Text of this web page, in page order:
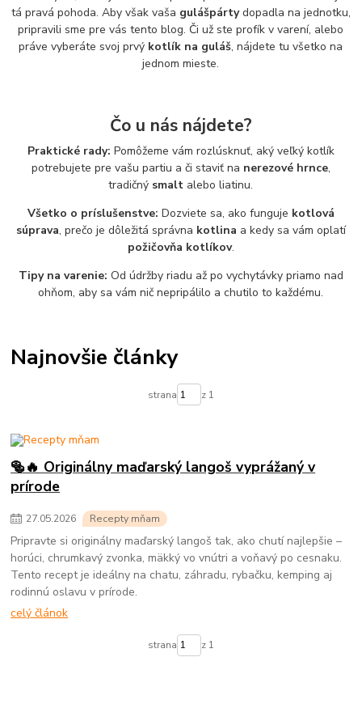
tá pravá pohoda. Aby však vaša gulášpártydopadla na jednotku,
pripravili sme pre vás tento blog. Či už ste profík v varení, alebo
práve vyberáte svoj prvý kotlík na guláš, nájdete tu všetko na
jednom mieste.
Čo u nás nájdete?
Praktické rady: Pomôžeme vám rozlúsknuť, aký veľký kotlík
potrebujete pre vašu partiu a či staviť na nerezové hrnce,
tradičný smalt alebo liatinu.
Všetko o príslušenstve: Dozviete sa, ako funguje kotlová
súprava, prečo je dôležitá správna kotlina a kedy sa vám oplatí
požičovňa kotlíkov.
Tipy na varenie: Od údržby riadu až po vychytávky priamo nad
ohňom, aby sa vám nič nepripálilo a chutilo to každému.
Najnovšie články
strana z 1
🥯🔥 Originálny maďarský langoš vyprážaný v
prírode
27.05.2026 Recepty mňam
Pripravte si originálny maďarský langoš tak, ako chutí najlepšie –
horúci, chrumkavý zvonka, mäkký vo vnútri a voňavý po cesnaku.
Tento recept je ideálny na chatu, záhradu, rybačku, kemping aj
rodinnú oslavu v prírode.
celý článok
strana z 1